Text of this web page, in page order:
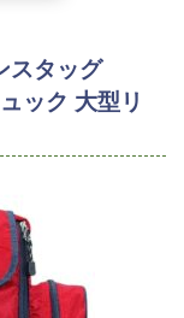
スタッグ
ック 大型リ